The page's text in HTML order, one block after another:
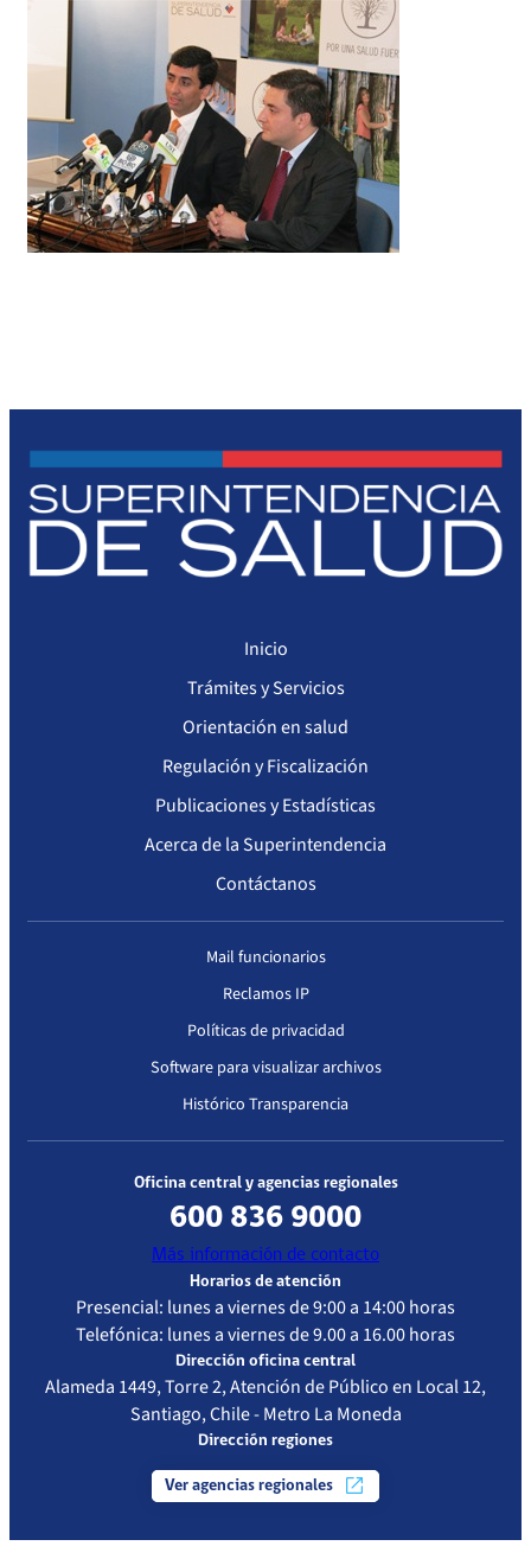
Inicio
Trámites y Servicios
Orientación en salud
Regulación y Fiscalización
Publicaciones y Estadísticas
Acerca de la Superintendencia
Contáctanos
Mail funcionarios
Reclamos IP
Políticas de privacidad
Software para visualizar archivos
Histórico Transparencia
Oficina central y agencias regionales
600 836 9000
Más información de contacto
Horarios de atención
Presencial: lunes a viernes de 9:00 a 14:00 horas
Telefónica: lunes a viernes de 9.00 a 16.00 horas
Dirección oficina central
Alameda 1449, Torre 2, Atención de Público en Local 12,
Santiago, Chile - Metro La Moneda
Dirección regiones
Ver agencias regionales